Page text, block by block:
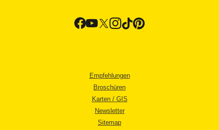
Empfehlungen
Broschüren
Karten / GIS
Newsletter
Sitemap